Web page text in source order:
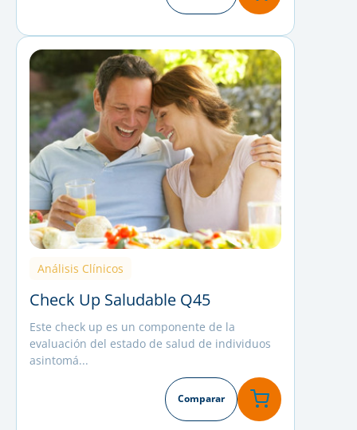
Análisis Clínicos
Check Up Saludable Q45
Este check up es un componente de la
evaluación del estado de salud de individuos
asintomá...
Comparar